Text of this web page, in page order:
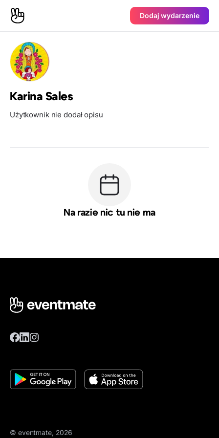
Dodaj wydarzenie
Karina Sales
Użytkownik nie dodał opisu
Na razie nic tu nie ma
© eventmate, 2026